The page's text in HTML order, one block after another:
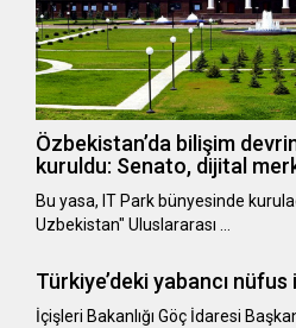
Özbekistan’da bilişim
kuruldu: Senato, dijital
Bu yasa, IT Park bünyesinde
Uzbekistan" Uluslararası …
Türkiye’deki yabancı
​​​​​​​İçişleri Bakanlığı Göç İdaresi